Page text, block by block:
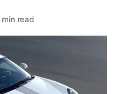
read